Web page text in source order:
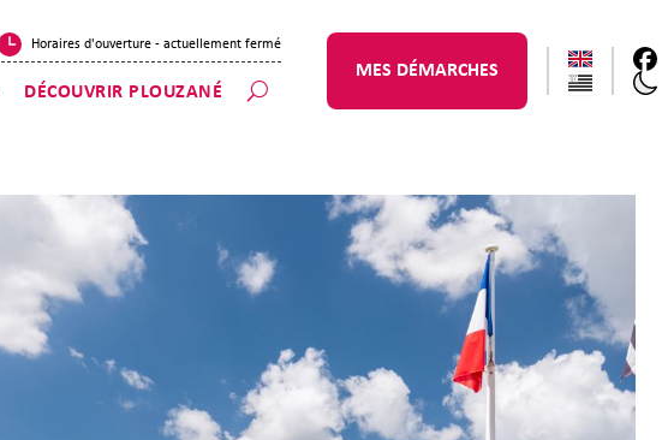
Horaires d'ouverture - actuellement fermé
DÉCOUVRIR PLOUZANÉ
MES DÉMARCHES